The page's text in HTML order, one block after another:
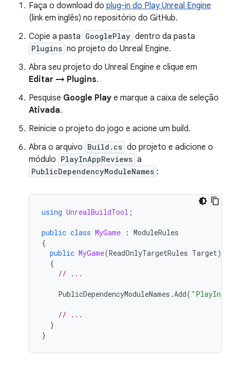
Faça o download do plug-in do Play Unreal Engine
(link em inglês) no repositório do GitHub.
Copie a pasta GooglePlay dentro da pasta
Plugins no projeto do Unreal Engine.
Abra seu projeto do Unreal Engine e clique em
Editar → Plugins.
Pesquise Google Play e marque a caixa de seleção
Ativada.
Reinicie o projeto do jogo e acione um build.
Abra o arquivo Build.cs do projeto e adicione o
módulo PlayInAppReviews a
PublicDependencyModuleNames :
using UnrealBuildTool ;
public class MyGame : ModuleRules
{
public MyGame(ReadOnlyTargetRules Target)
{
// ...
PublicDependencyModuleNames .Add(
// ...
}
}